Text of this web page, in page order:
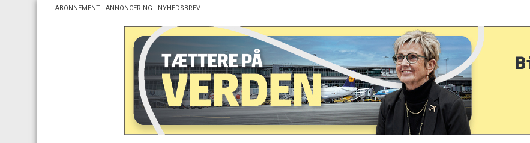
ABONNEMENT | ANNONCERING | NYHEDSBREV